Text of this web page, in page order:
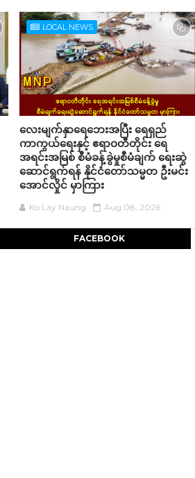
LOCAL NEWS
လေးမျက်နှာရေဘေးအပြီး ရေရှည်
ကာကွယ်ရေးနှင့် ဧရာဝတီတိုင်း ရေ
အရင်းအမြစ် စီမံခန့်ခွဲမှုစီမံချက် ရေးဆွဲ
ဆောင်ရွက်ရန် နိုင်ငံတော်သမ္မတ ဦးမင်း
အောင်လှိုင် မှာကြား
Ko Lay Naung Aug 08, 2026
FACEBOOK